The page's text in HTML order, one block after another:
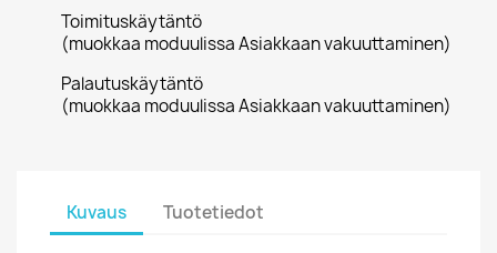
Toimituskäytäntö
(muokkaa moduulissa Asiakkaan vakuuttaminen)
Palautuskäytäntö
(muokkaa moduulissa Asiakkaan vakuuttaminen)
Kuvaus Tuotetiedot